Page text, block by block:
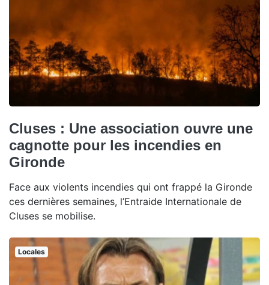
Cluses : Une association ouvre une
cagnotte pour les incendies en
Gironde
Face aux violents incendies qui ont frappé la Gironde
ces dernières semaines, l’Entraide Internationale de
Cluses se mobilise.
Locales